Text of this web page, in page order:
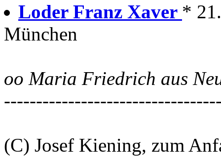
Loder Franz Xaver *
München
oo Maria Friedrich aus
(C) Josef Kiening, zum